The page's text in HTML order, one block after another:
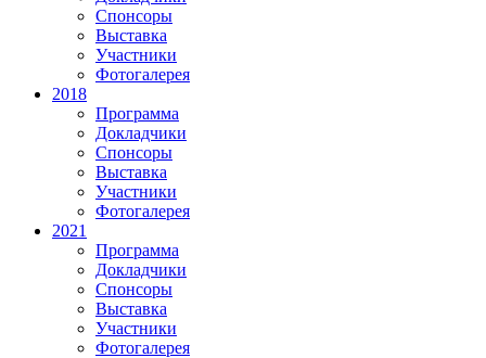
Спонсоры
Выставка
Участники
Фотогалерея
2018
Программа
Докладчики
Спонсоры
Выставка
Участники
Фотогалерея
2021
Программа
Докладчики
Спонсоры
Выставка
Участники
Фотогалерея